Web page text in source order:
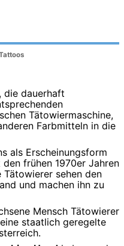
die dauerhaft
Tätowiermaschine,
Farbmitteln in die
als Erscheinungsform
frühen 1970er Jahren
sehen den
und machen ihn zu
Mensch Tätowierer
staatlich geregelte